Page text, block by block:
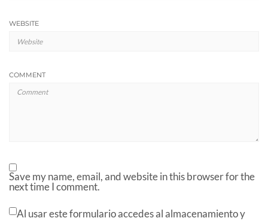
WEBSITE
COMMENT
Save my name, email, and website in this browser for the
next time I comment.
Al usar este formulario accedes al almacenamiento y